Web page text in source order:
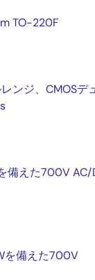
TO-220F
ンジ、CMOSデ
備えた700V AC/
を備えた700V